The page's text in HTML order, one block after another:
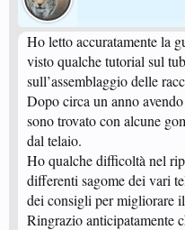
Ho letto accuratamente la
visto qualche tutorial sul
sull’assemblaggio delle
Dopo circa un anno
sono trovato con alcune
dal telaio.
Ho qualche difficoltà nel
differenti sagome dei vari
dei consigli per migliorare
Ringrazio anticipatamente